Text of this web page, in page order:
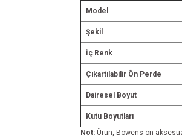
Model
Şekil
İç Renk
Çıkartılabilir Ön Perde
Dairesel Boyut
Kutu Boyutları
Not: Ürün, Bowens ön